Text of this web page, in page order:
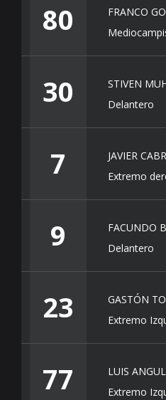
80
FRANCO
30
STIVEN
Delantero
7
JAVIER
Extremo
9
FACUNDO
Delantero
23
GASTÓN
Extremo
77
LUIS
Extremo